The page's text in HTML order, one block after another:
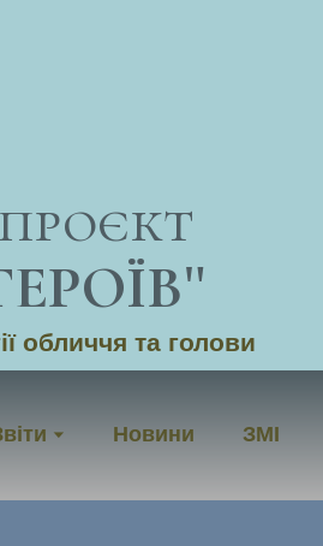
"
обличчя та голови
Новини ЗМІ